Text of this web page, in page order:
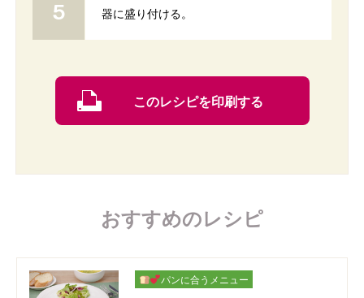
器に盛り付ける。
このレシピを印刷する
おすすめのレシピ
パンに合うメニュー